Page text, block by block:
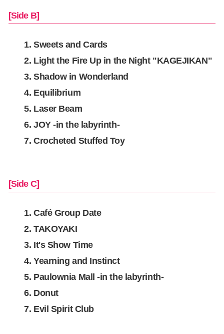
[Side B]
Sweets and Cards
Light the Fire Up in the Night "KAGEJIKAN"
Shadow in Wonderland
Equilibrium
Laser Beam
JOY -in the labyrinth-
Crocheted Stuffed Toy
[Side C]
Café Group Date
TAKOYAKI
It's Show Time
Yearning and Instinct
Paulownia Mall -in the labyrinth-
Donut
Evil Spirit Club